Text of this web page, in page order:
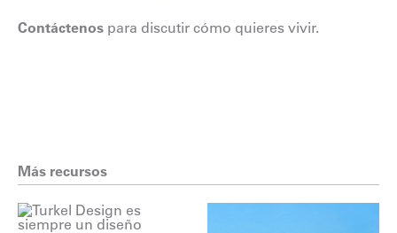
Contáctenos para discutir cómo quieres vivir.
Más recursos